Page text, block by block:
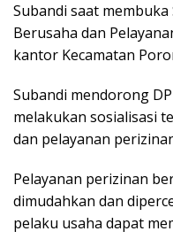
Subandi saat
Berusaha dan
kantor Kecamatan
Subandi mendorong
melakukan sosialisasi
dan pelayanan
Pelayanan perizinan
dimudahkan dan
pelaku usaha dapat